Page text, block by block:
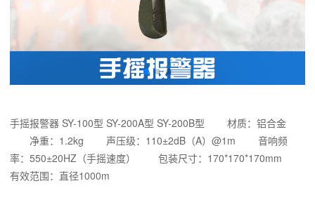
手摇报警器 SY-100型 SY-200A型 SY-200B型 材质：铝合金
净重：1.2kg 声压级：110±2dB（A）@1m 音响频
率：550±20HZ（手摇速度） 包装尺寸：170*170*170mm
有效范围：直径1000m